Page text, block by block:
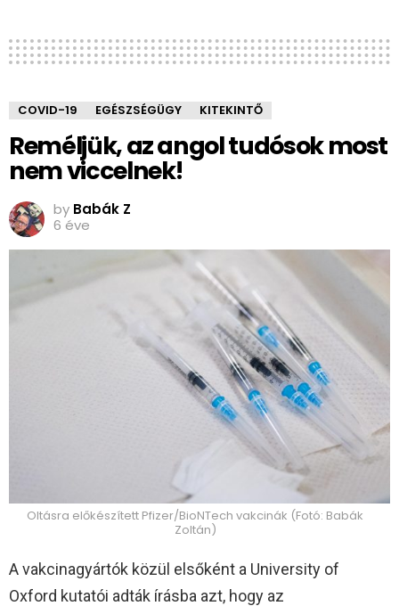
COVID-19 EGÉSZSÉGÜGY KITEKINTŐ
Reméljük, az angol tudósok most
nem viccelnek!
by Babák Z
6 éve
Oltásra előkészített Pfizer/BioNTech vakcinák (Fotó: Babák
Zoltán)
A vakcinagyártók közül elsőként a University of
Oxford kutatói adták írásba azt, hogy az